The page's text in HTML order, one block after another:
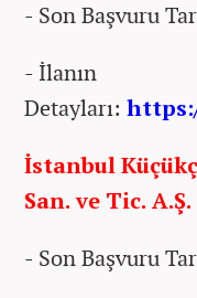
- Son Başvuru
- İlanın
Detayları:
İstanbul
San. ve Tic. A.Ş.
- Son Başvuru